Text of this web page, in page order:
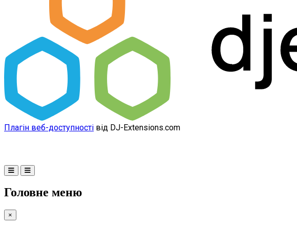
Плагін веб-доступності від DJ-Extensions.com
Головне меню
×